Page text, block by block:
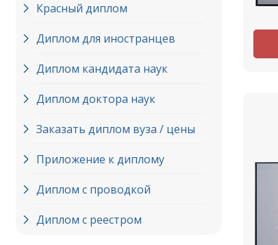
Красный диплом
Диплом для иностранцев
Диплом кандидата наук
Диплом доктора наук
Заказать диплом вуза / цены
Приложение к диплому
Диплом с проводкой
Диплом с реестром